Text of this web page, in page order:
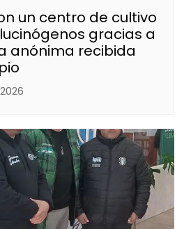
un centro de cultivo
gracias a
anónima recibida